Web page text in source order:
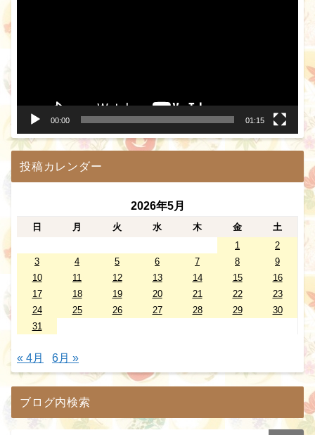
00:00 01:15
投稿カレンダー
2026年5月
日 月 火 水 木 金
土
1
2
3
4 5 6 7 8
9
10
11 12 13 14 15
16
17
18 19 20 21 22
23
24
25 26 27 28 29
30
31
« 4月 6月 »
ブログ内検索